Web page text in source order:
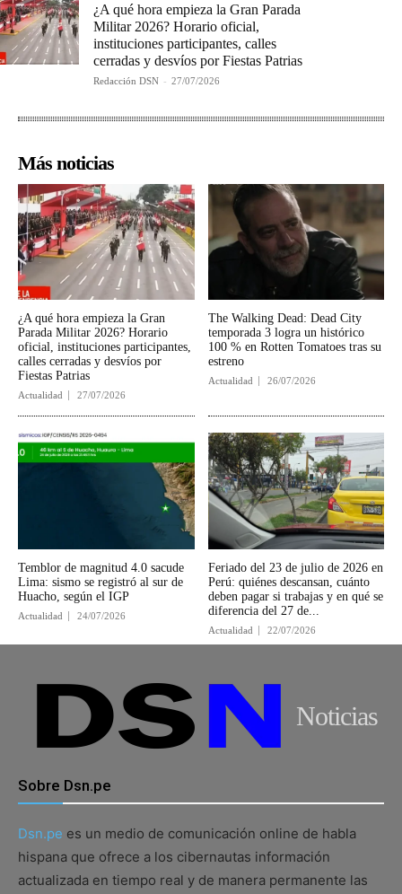
¿A qué hora empieza la Gran Parada
Militar 2026? Horario oficial,
instituciones participantes, calles
cerradas y desvíos por Fiestas Patrias
Redacción DSN - 27/07/2026
Más noticias
¿A qué hora empieza la Gran
Parada Militar 2026? Horario
oficial, instituciones participantes,
calles cerradas y desvíos por
Fiestas Patrias
Actualidad 27/07/2026
The Walking Dead: Dead City
temporada 3 logra un histórico
100 % en Rotten Tomatoes tras su
estreno
Actualidad 26/07/2026
Temblor de magnitud 4.0 sacude
Lima: sismo se registró al sur de
Huacho, según el IGP
Actualidad 24/07/2026
Feriado del 23 de julio de 2026 en
Perú: quiénes descansan, cuánto
deben pagar si trabajas y en qué se
diferencia del 27 de...
Actualidad 22/07/2026
Noticias
Sobre Dsn.pe
Dsn.pe es un medio de comunicación online de habla
hispana que ofrece a los cibernautas información
actualizada en tiempo real y de manera permanente las